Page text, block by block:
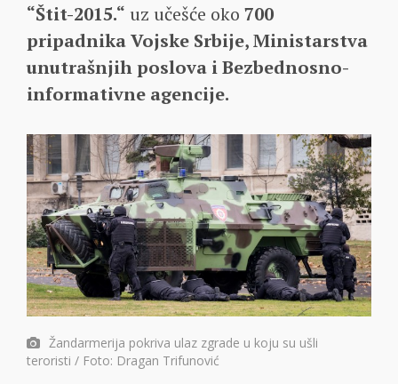
“Štit-2015.“ uz učešće oko 700
pripadnika Vojske Srbije, Ministarstva
unutrašnjih poslova i Bezbednosno-
informativne agencije.
Žandarmerija pokriva ulaz zgrade u koju su ušli
teroristi / Foto: Dragan Trifunović